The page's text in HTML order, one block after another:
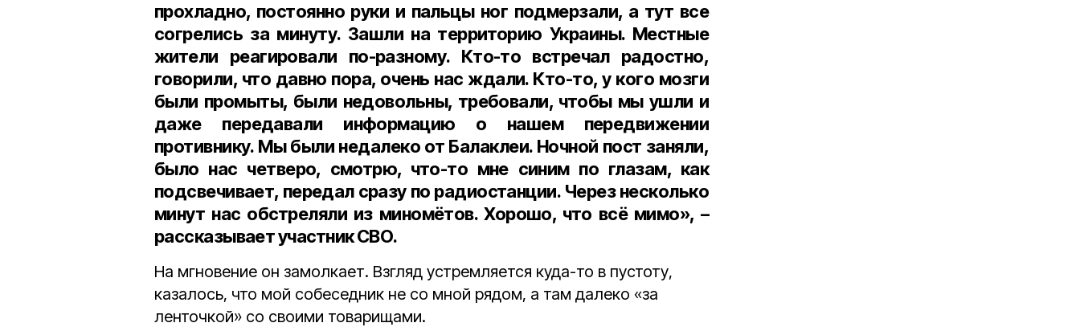
прохладно, постоянно руки и пальцы ног подмерзали, а тут все
согрелись за минуту. Зашли на территорию Украины. Местные
жители реагировали по-разному. Кто-то встречал радостно,
говорили, что давно пора, очень нас ждали. Кто-то, у кого мозги
были промыты, были недовольны, требовали, чтобы мы ушли и
даже передавали информацию о нашем передвижении
противнику. Мы были недалеко от Балаклеи. Ночной пост заняли,
было нас четверо, смотрю, что-то мне синим по глазам, как
подсвечивает, передал сразу по радиостанции. Через несколько
минут нас обстреляли из миномётов. Хорошо, что всё мимо», –
рассказывает участник СВО.
На мгновение он замолкает. Взгляд устремляется куда-то в пустоту,
казалось, что мой собеседник не со мной рядом, а там далеко «за
ленточкой» со своими товарищами.